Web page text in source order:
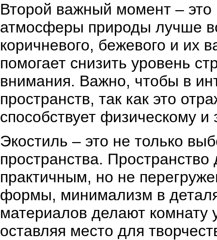
Второй важный момент – это
атмосферы природы лучше
коричневого, бежевого и их
помогает снизить уровень
внимания. Важно, чтобы в
пространств, так как это
способствует физическому
Экостиль – это не только
пространства.
практичным, но не
формы, минимализм в
материалов делают комнату
оставляя место для